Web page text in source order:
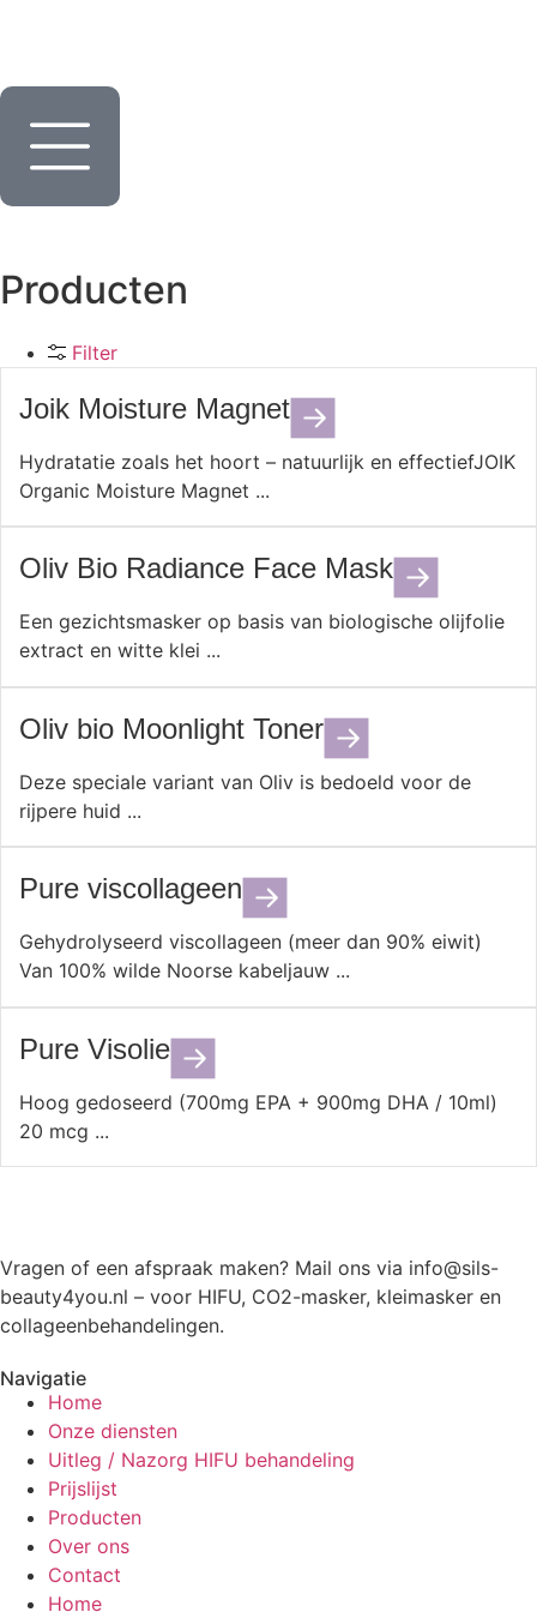
Producten
Filter
Joik Moisture Magnet
Hydratatie zoals het hoort – natuurlijk en effectiefJOIK
Organic Moisture Magnet ...
Oliv Bio Radiance Face Mask
Een gezichtsmasker op basis van biologische olijfolie
extract en witte klei ...
Oliv bio Moonlight Toner
Deze speciale variant van Oliv is bedoeld voor de
rijpere huid ...
Pure viscollageen
Gehydrolyseerd viscollageen (meer dan 90% eiwit)
Van 100% wilde Noorse kabeljauw ...
Pure Visolie
Hoog gedoseerd (700mg EPA + 900mg DHA / 10ml)
20 mcg ...
Vragen of een afspraak maken? Mail ons via info@sils-
beauty4you.nl – voor HIFU, CO2-masker, kleimasker en
collageenbehandelingen.
Navigatie
Home
Onze diensten
Uitleg / Nazorg HIFU behandeling
Prijslijst
Producten
Over ons
Contact
Home